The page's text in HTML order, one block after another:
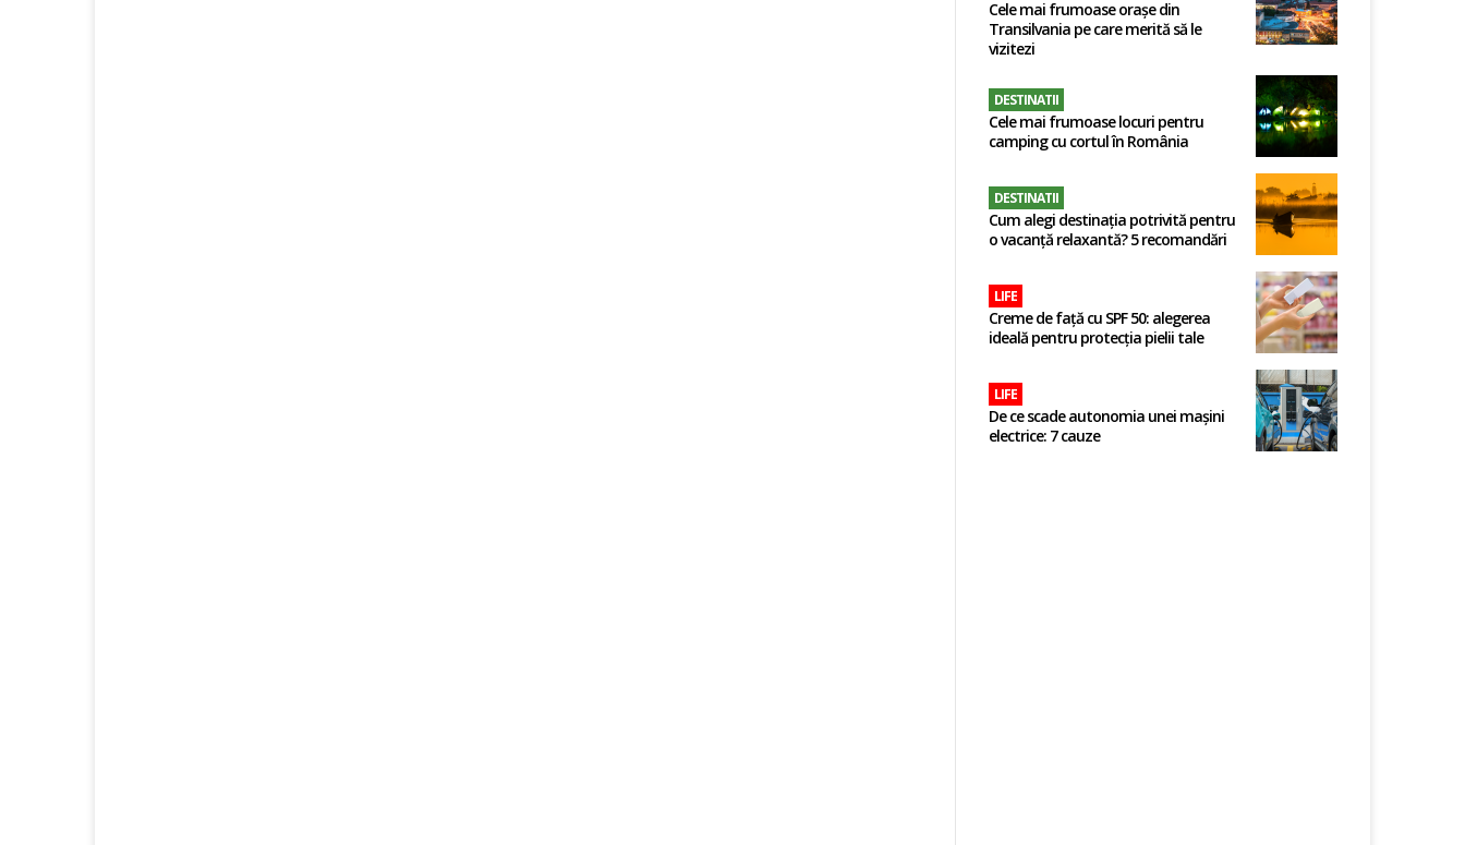
Cele mai frumoase orașe din
Transilvania pe care merită să le
vizitezi
DESTINATII
Cele mai frumoase locuri pentru
camping cu cortul în România
DESTINATII
Cum alegi destinația potrivită pentru
o vacanță relaxantă? 5 recomandări
LIFE
Creme de față cu SPF 50: alegerea
ideală pentru protecția pielii tale
LIFE
De ce scade autonomia unei mașini
electrice: 7 cauze